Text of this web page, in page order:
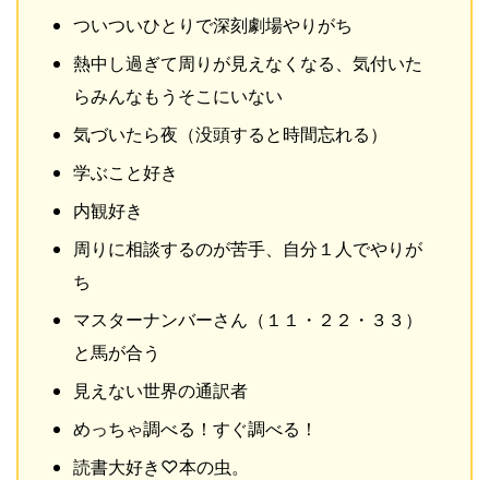
ついついひとりで深刻劇場やりがち
熱中し過ぎて周りが見えなくなる、気付いた
らみんなもうそこにいない
気づいたら夜（没頭すると時間忘れる）
学ぶこと好き
内観好き
周りに相談するのが苦手、自分１人でやりが
ち
マスターナンバーさん（１１・２２・３３）
と馬が合う
見えない世界の通訳者
めっちゃ調べる！すぐ調べる！
読書大好き♡本の虫。